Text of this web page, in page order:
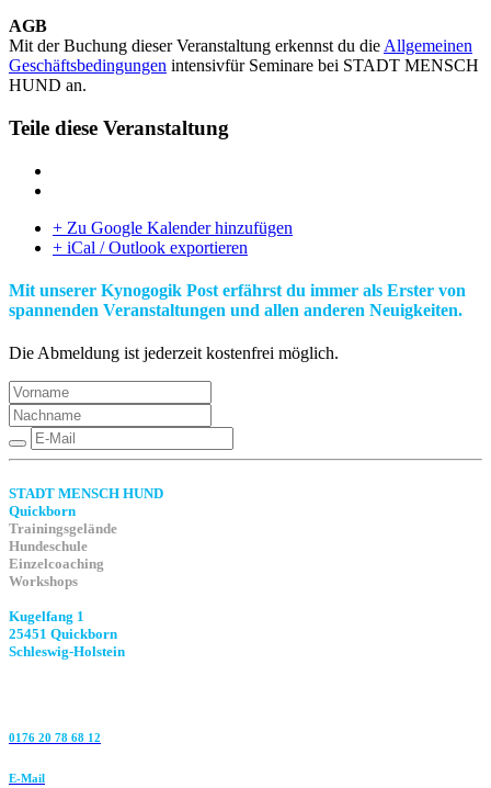
AGB
Mit der Buchung dieser Veranstaltung erkennst du die Allgemeinen
Geschäftsbedingungen intensivfür Seminare bei STADT MENSCH
HUND an.
Teile diese Veranstaltung
+ Zu Google Kalender hinzufügen
+ iCal / Outlook exportieren
Mit unserer Kynogogik Post erfährst du immer als Erster von
spannenden Veranstaltungen und allen anderen Neuigkeiten.
Die Abmeldung ist jederzeit kostenfrei möglich.
STADT MENSCH HUND
Quickborn
Trainingsgelände
Hundeschule
Einzelcoaching
Workshops
Kugelfang 1
25451 Quickborn
Schleswig-Holstein
0176 20 78 68 12
E-Mail